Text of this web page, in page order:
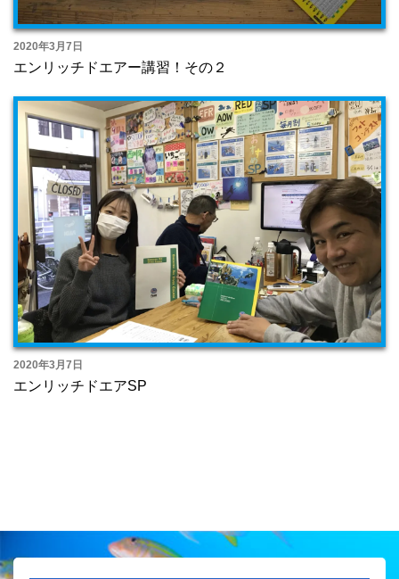
2020年3月7日
エンリッチドエアー講習！その２
2020年3月7日
エンリッチドエアSP